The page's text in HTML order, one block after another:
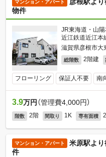
マンション・アパート
物件
JR東海道・山
近江鉄道近江本
滋賀県彦根市大
総階数 2階建
フローリング 保証人不要 南
3.9万円 （管理費4,000円）
階数 2階 間取り 1K 専有面積
マンション・アパート
米原駅よ
件